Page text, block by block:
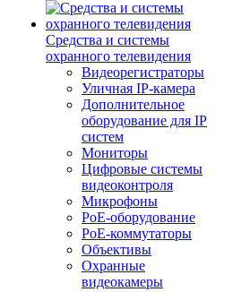
Средства и системы
охранного телевидения
Видеорегистраторы
Уличная IP-камера
Дополнительное
оборудование для IP
систем
Мониторы
Цифровые системы
видеоконтроля
Микрофоны
PoE-оборудование
PoE-коммутаторы
Объективы
Охранные
видеокамеры